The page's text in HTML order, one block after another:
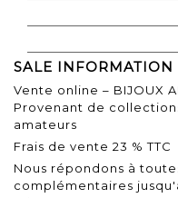
SALE INFORMATION
Vente online – BIJOUX
Provenant de
amateurs
Frais de vente 23 % TTC
Nous répondons à
complémentaires